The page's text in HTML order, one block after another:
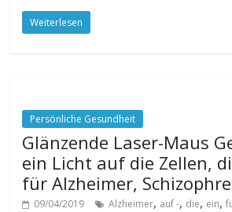
Weiterlesen
Persönliche Gesundheit
Glänzende Laser-Maus
ein Licht auf die Zellen,
für Alzheimer,
09/04/2019 Alzheimer, auf -, die, ein,